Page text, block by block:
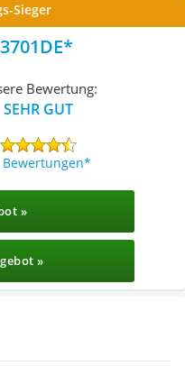
Sieger
Bewertung:
SEHR GUT
Bewertungen
»
»